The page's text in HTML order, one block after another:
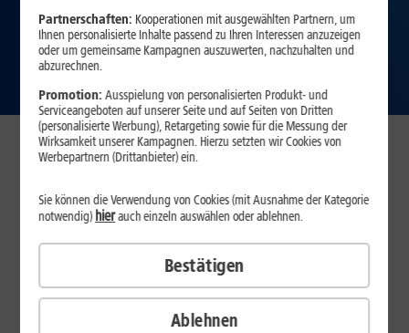
Verfügbarkeit prüfen
Ich nutze hier bereits einen Internet-Anschluss eines
Partnerschaften: Kooperationen mit ausgewählten Partnern, um
Ihnen personalisierte Inhalte passend zu Ihren Interessen anzuzeigen
oder um gemeinsame Kampagnen auszuwerten, nachzuhalten und
abzurechnen.
Promotion:Ausspielung von personalisierten Produkt- und
Serviceangeboten auf unserer Seite und auf Seiten von Dritten
(personalisierte Werbung), Retargeting sowie für die Messung der
Wirksamkeit unserer Kampagnen. Hierzu setzten wir Cookies von
Werbepartnern (Drittanbieter) ein.
Ablehnen
Sie können die Verwendung von Cookies (mit Ausnahme der Kategorie
notwendig)hierauch einzeln auswählen oder ablehnen.
Bestätigen